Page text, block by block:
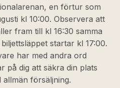
en förtur som
kl 10:00. Observera att
fram till kl 16:30 samma
startar kl 17:00.
har med andra ord
på dig att säkra din plats
försäljning.